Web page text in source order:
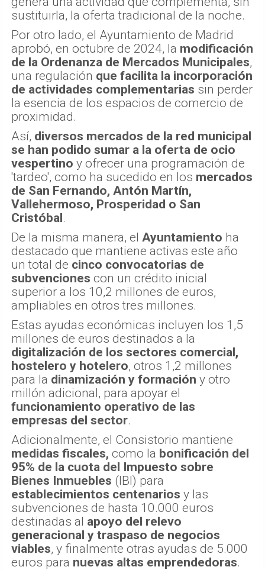
sustituirla, la oferta tradicional de la noche.
Por otro lado, el Ayuntamiento de Madrid
aprobó, en octubre de 2024, la modificación
de la Ordenanza de Mercados Municipales,
una regulación que facilita la incorporación
de actividades complementarias sin perder
la esencia de los espacios de comercio de
proximidad.
Así, diversos mercados de la red municipal
se han podido sumar a la oferta de ocio
vespertino y ofrecer una programación de
'tardeo', como ha sucedido en los mercados
de San Fernando, Antón Martín,
Vallehermoso, Prosperidad o San
Cristóbal.
De la misma manera, el Ayuntamiento ha
destacado que mantiene activas este año
un total de cinco convocatorias de
subvenciones con un crédito inicial
superior a los 10,2 millones de euros,
ampliables en otros tres millones.
Estas ayudas económicas incluyen los 1,5
millones de euros destinados a la
digitalización de los sectores comercial,
hostelero y hotelero, otros 1,2 millones
para la dinamización y formación y otro
millón adicional, para apoyar el
funcionamiento operativo de las
empresas del sector.
Adicionalmente, el Consistorio mantiene
medidas fiscales, como la bonificación del
95% de la cuota del Impuesto sobre
Bienes Inmuebles (IBI) para
establecimientos centenarios y las
subvenciones de hasta 10.000 euros
destinadas al apoyo del relevo
generacional y traspaso de negocios
viables, y finalmente otras ayudas de 5.000
euros para nuevas altas emprendedoras.